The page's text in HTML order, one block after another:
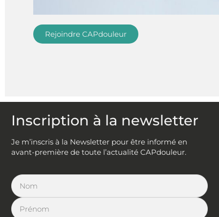
Rejoindre CAPdouleur
Inscription à la newsletter
Je m’inscris à la Newsletter pour être informé en
avant-première de toute l’actualité CAPdouleur.